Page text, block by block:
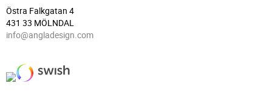
Östra Falkgatan 4
431 33 MÖLNDAL
info@angladesign.com